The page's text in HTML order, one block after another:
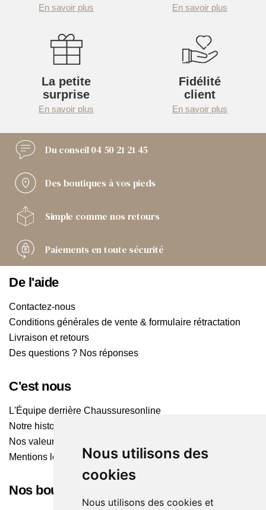
Nous utilisons des
cookies
Nous utilisons des cookies et
En savoir plus En savoir plus
La petite
surprise
En savoir plus
Fidélité
client
En savoir plus
Du conseil04 50 21 21 45
Des boutiques à vos pieds
Simple comme nos retours
Paiements en toute sécurité
De l'aide
Contactez-nous
Conditions générales de vente & formulaire rétractation
Livraison et retours
Des questions ? Nos réponses
C'est nous
L'Équipe derrière Chaussuresonline
Notre histoire
Nos valeurs
Mentions légales
Nos boutiques